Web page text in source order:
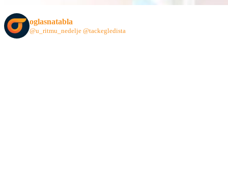
oglasnatabla
@u_ritmu_nedelje @tackegledista